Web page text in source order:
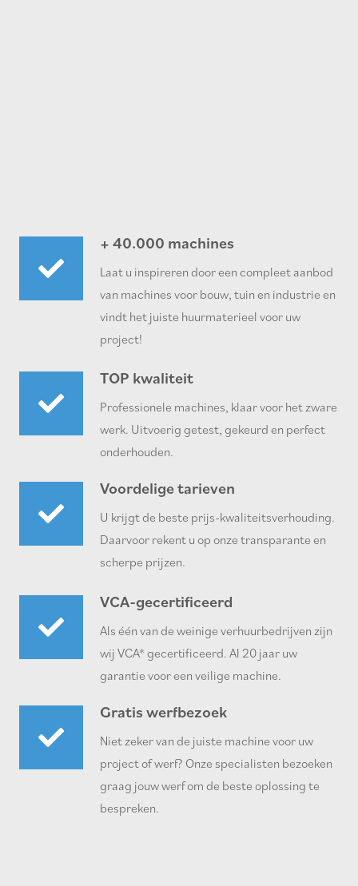
+ 40.000 machines
Laat u inspireren door een compleet aanbod
van machines voor bouw, tuin en industrie en
vindt het juiste huurmaterieel voor uw
project!
TOP kwaliteit
Professionele machines, klaar voor het zware
werk. Uitvoerig getest, gekeurd en perfect
onderhouden.
Voordelige tarieven
U krijgt de beste prijs-kwaliteitsverhouding.
Daarvoor rekent u op onze transparante en
scherpe prijzen.
VCA-gecertificeerd
Als één van de weinige verhuurbedrijven zijn
wij VCA* gecertificeerd. Al 20 jaar uw
garantie voor een veilige machine.
Gratis werfbezoek
Niet zeker van de juiste machine voor uw
project of werf? Onze specialisten bezoeken
graag jouw werf om de beste oplossing te
bespreken.